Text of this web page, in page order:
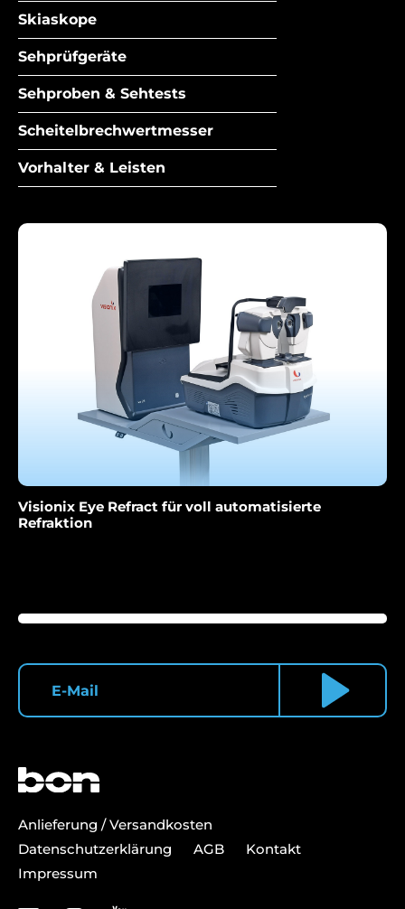
Skiaskope
Sehprüfgeräte
Sehproben & Sehtests
Scheitelbrechwertmesser
Vorhalter & Leisten
Visionix Eye Refract für voll automatisierte
Refraktion
Anlieferung / Versandkosten
Datenschutzerklärung
AGB
Kontakt
Impressum